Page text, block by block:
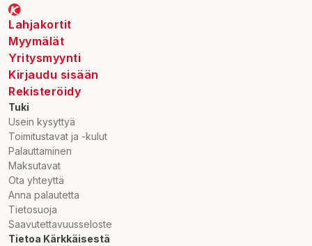
Lahjakortit
Myymälät
Yritysmyynti
Kirjaudu sisään
Rekisteröidy
Tuki
Usein kysyttyä
Toimitustavat ja -kulut
Palauttaminen
Maksutavat
Ota yhteyttä
Anna palautetta
Tietosuoja
Saavutettavuusseloste
Tietoa Kärkkäisestä